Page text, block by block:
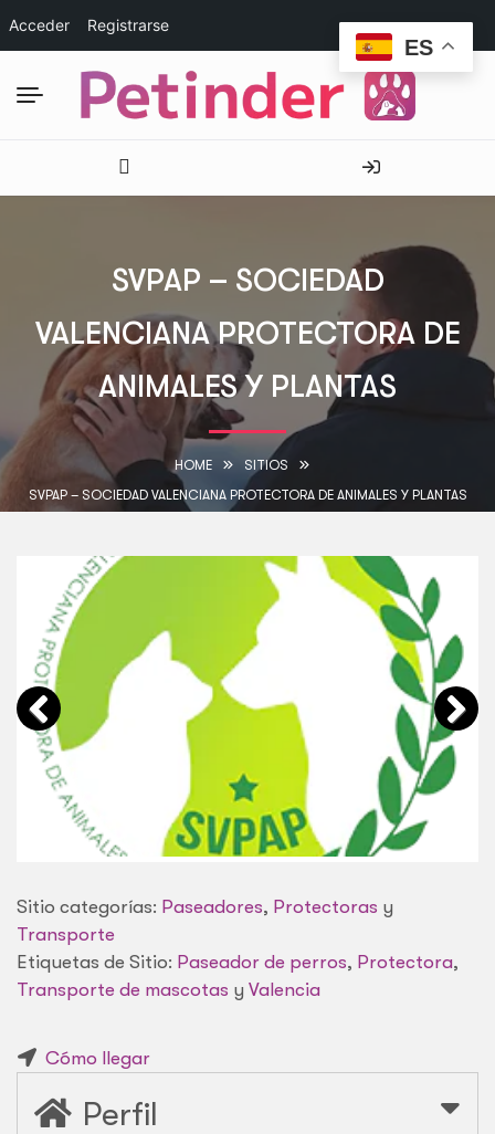
Acceder Registrarse
SVPAP – SOCIEDAD
VALENCIANA PROTECTORA DE
ANIMALES Y PLANTAS
HOME
SITIOS
SVPAP – SOCIEDAD VALENCIANA PROTECTORA DE ANIMALES Y PLANTAS
Sitio categorías: Paseadores, Protectoras y
Transporte
Etiquetas de Sitio: Paseador de perros, Protectora,
Transporte de mascotas y Valencia
Cómo llegar
Perfil
ES